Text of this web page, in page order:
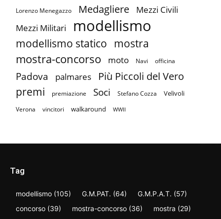
Lorenzo Menegazzo Medagliere Mezzi Civili
Mezzi Militari modellismo
modellismo statico mostra
mostra-concorso moto Navi officina
Padova palmares Più Piccoli del Vero
premi premiazione Soci Stefano Cozza Velivoli
Verona vincitori walkaround WWII
Tag
modellismo (105) G.M.PAT. (64) G.M.P.A.T. (57)
concorso (39) mostra-concorso (36) mostra (29)